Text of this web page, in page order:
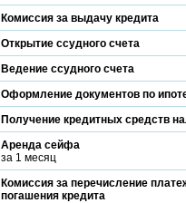
Комиссия за выдачу кредита
Открытие ссудного счета
Ведение ссудного счета
Оформление документов по
Получение кредитных средств
Аренда сейфа
за 1 месяц
Комиссия за перечисление
погашения кредита